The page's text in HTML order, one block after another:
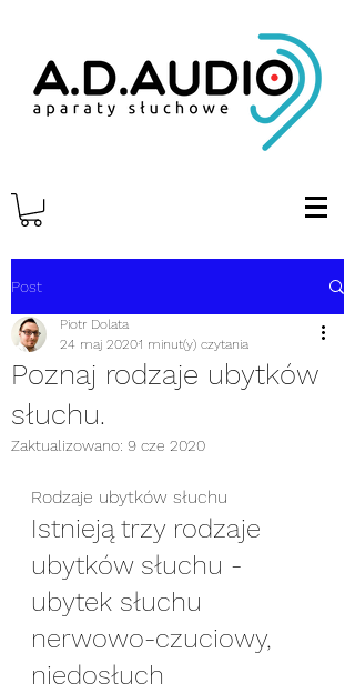
Post
Poznaj rodzaje ubytków
słuchu.
Piotr Dolata
24 maj 20201 minut(y) czytania
Zaktualizowano: 9 cze 2020
Rodzaje ubytków słuchu
Istnieją trzy rodzaje
ubytków słuchu -
ubytek słuchu
nerwowo-czuciowy,
niedosłuch